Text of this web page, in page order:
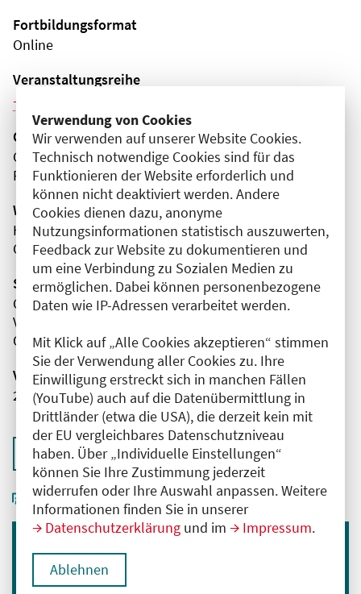
Verwendung von Cookies
Wir verwenden auf unserer Website Cookies.
Technisch notwendige Cookies sind für das
Funktionieren der Website erforderlich und
können nicht deaktiviert werden. Andere
Cookies dienen dazu, anonyme
Nutzungsinformationen statistisch auszuwerten,
Feedback zur Website zu dokumentieren und
um eine Verbindung zu Sozialen Medien zu
ermöglichen. Dabei können personenbezogene
Daten wie IP-Adressen verarbeitet werden.
Mit Klick auf „Alle Cookies akzeptieren“ stimmen
Sie der Verwendung aller Cookies zu. Ihre
Einwilligung erstreckt sich in manchen Fällen
(YouTube) auch auf die Datenübermittlung in
Drittländer (etwa die USA), die derzeit kein mit
der EU vergleichbares Datenschutzniveau
haben. Über „Individuelle Einstellungen“
können Sie Ihre Zustimmung jederzeit
widerrufen oder Ihre Auswahl anpassen. Weitere
Informationen finden Sie in unserer
Datenschutzerklärung und im Impressum.
Ablehnen
Fortbildungsformat
Online
Veranstaltungsreihe
Organisator(en)
Caritas-Klinik Maria Heimsuchung Berlin-Pankow
Radiologie
Wissenschaftliche Leitung
Herr Prof. Dr. Dr. med. Stefan Niehues
Caritas-Klinik Maria Heimsuchung Berlin-Pankow
Sponsor(en)
Canon Medical Systems Gmb2500
Vital Images
Olea Medical
Veranstaltungsnummer
2761102026023300053
Zurück zur Übersicht
Immer informiert bleiben
Melden Sie sich für unseren Newsletter an: